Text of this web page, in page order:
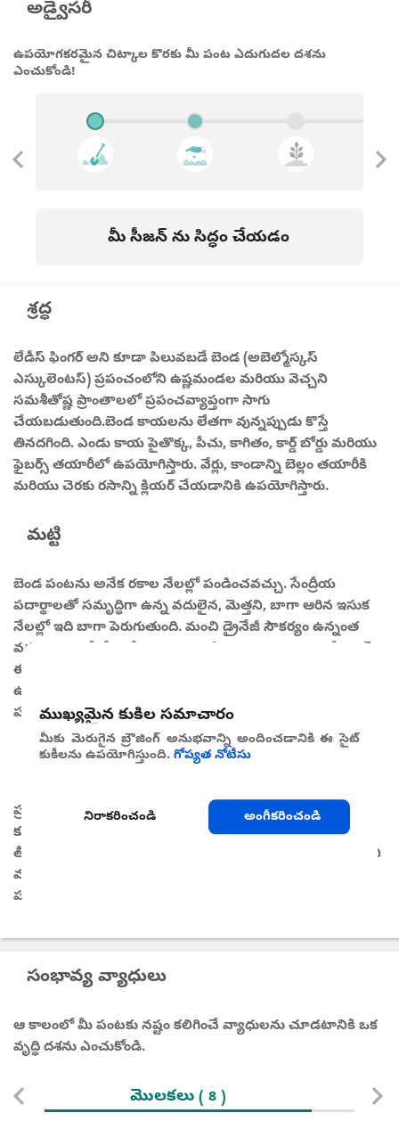
అడ్వైసరీ
ఉపయోగకరమైన చిట్కాల కొరకు మీ పంట ఎదుగుదల దశను
ఎంచుకోండి!
మీ సీజన్ ను సిద్ధం చేయడం
శ్రద్ధ
లేడీస్ ఫింగర్ అని కూడా పిలువబడే బెండ (అబెల్మోస్కస్
ఎస్కులెంటస్) ప్రపంచంలోని ఉష్ణమండల మరియు వెచ్చని
సమశీతోష్ణ ప్రాంతాలలో ప్రపంచవ్యాప్తంగా సాగు
చేయబడుతుంది.బెండ కాయలను లేతగా వున్నప్పుడు కొస్తే
తినదగింది. ఎండు కాయ పైతొక్క, పీచు, కాగితం, కార్డ్ బోర్డు మరియు
ఫైబర్స్ తయారీలో ఉపయోగిస్తారు. వేర్లు, కాండాన్ని బెల్లం తయారీకి
మరియు చెరకు రసాన్ని క్లియర్ చేయడానికి ఉపయోగిస్తారు.
మట్టి
బెండ పంటను అనేక రకాల నేలల్లో పండించవచ్చు. సేంద్రీయ
పదార్థాలతో సమృద్ధిగా ఉన్న వదులైన, మెత్తని, బాగా ఆరిన ఇసుక
నేలల్లో ఇది బాగా పెరుగుతుంది. మంచి డ్రైనేజీ సౌకర్యం ఉన్నంత
వరకు ఇది భారీ నేలల్లో మంచి దిగుబడిని ఇస్తుంది. 6.0-6.8 పీ హెచ్
ఈ మొక్కకు వాంఛనీయంగా ఉంటుంది. క్షార స్వభావపు నేలలు,
ఉప్పు నేలలు మరియు పేలవమైన డ్రైనేజీ వ్యవస్థ ఉన్న నేలలు ఈ
పంటకు మంచివి కావు.
వాతావరణం
ప్రపంచంలో అత్యంత వేడి మరియు కరువును తట్టుకునే
కూరగాయలలో బెండ ఒకటి; ఒకసారి స్థిరత్వం పొందిన తర్వాత ఇది
తీవ్రమైన కరువు పరిస్థితులను తట్టుకోగలదు. అయినప్పటికీ, వెచ్చని
మరియు తేమతో కూడిన పరిస్థితులలో అలాగే 24-27°C ఉష్ణోగ్రత
పరిధిలో బెండ బాగా పెరుగుతుంది.
సంభావ్య వ్యాధులు
ఆ కాలంలో మీ పంటకు నష్టం కలిగించే వ్యాధులను చూడటానికి ఒక
వృద్ధి దశను ఎంచుకోండి.
మొలకలు ( 8 )
ముఖ్యమైన కుకీల సమాచారం
మీకు మెరుగైన బ్రౌజింగ్ అనుభవాన్ని అందించడానికి ఈ సైట్
కుకీలను ఉపయోగిస్తుంది. గోప్యత నోటీసు
నిరాకరించండి అంగీకరించండి